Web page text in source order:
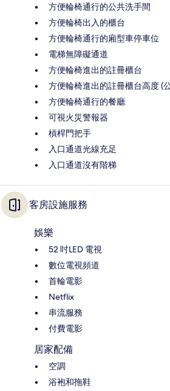
方便輪椅通行的公共洗手間
方便輪椅出入的櫃台
方便輪椅通行的廂型車停車位
電梯無障礙通道
方便輪椅進出的註冊櫃台
方便輪椅進出的註冊櫃台高度 (
方便輪椅通行的餐廳
可視火災警報器
槓桿門把手
入口通道光線充足
入口通道沒有階梯
客房設施服務
娛樂
52 吋LED 電視
數位電視頻道
首輪電影
Netflix
串流服務
付費電影
居家配備
空調
浴袍和拖鞋